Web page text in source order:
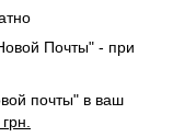
Почты" - при
почты" в ваш